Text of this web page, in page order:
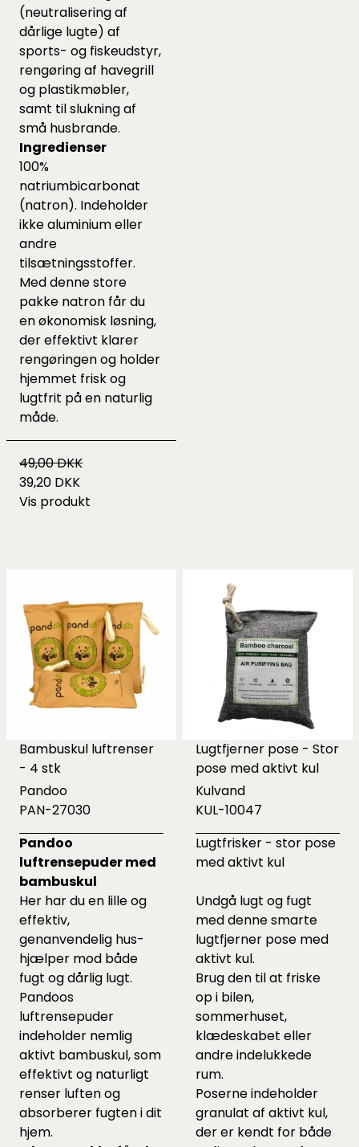
(neutralisering af
dårlige lugte) af
sports- og fiskeudstyr,
rengøring af havegrill
og plastikmøbler,
samt til slukning af
små husbrande.
Ingredienser
100%
natriumbicarbonat
(natron). Indeholder
ikke aluminium eller
andre
tilsætningsstoffer.
Med denne store
pakke natron får du
en økonomisk løsning,
der effektivt klarer
rengøringen og holder
hjemmet frisk og
lugtfrit på en naturlig
måde.
49,00 DKK
39,20 DKK
Vis produkt
Bambuskul luftrenser
- 4 stk
Pandoo
PAN-27030
Pandoo
luftrensepuder med
bambuskul
Her har du en lille og
effektiv,
genanvendelig hus-
hjælper mod både
fugt og dårlig lugt.
Pandoos
luftrensepuder
indeholder nemlig
aktivt bambuskul, som
effektivt og naturligt
renser luften og
absorberer fugten i dit
hjem.
Lugtfjerner pose - Stor
pose med aktivt kul
Kulvand
KUL-10047
Lugtfrisker - stor pose
med aktivt kul
Undgå lugt og fugt
med denne smarte
lugtfjerner pose med
aktivt kul.
Brug den til at friske
op i bilen,
sommerhuset,
klædeskabet eller
andre indelukkede
rum.
Poserne indeholder
granulat af aktivt kul,
der er kendt for både